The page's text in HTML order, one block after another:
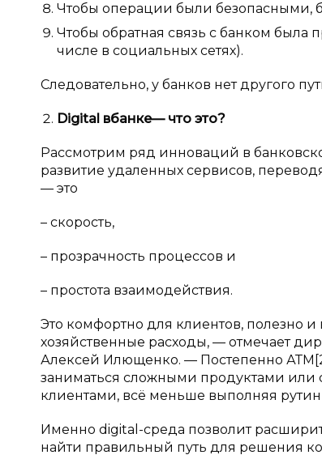
Чтобы операции были
Чтобы обратная связь с банком была
числе в социальных сетях).
Следовательно, у банков нет другого
Digital вбанке— что это?
Рассмотрим ряд инноваций в
развитие удаленных сервисов,
— это
– скорость,
– прозрачность процессов и
– простота взаимодействия.
Это комфортно для клиентов, полезно
хозяйственные расходы, — отмечает
Алексей Илющенко. — Постепенно
заниматься сложными продуктами или
клиентами, всё меньше выполняя
Именно digital-среда позволит
найти правильный путь для решения